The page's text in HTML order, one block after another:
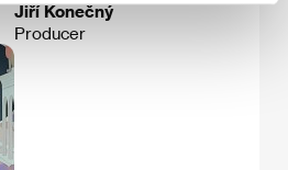
Jiří Konečný
Producer